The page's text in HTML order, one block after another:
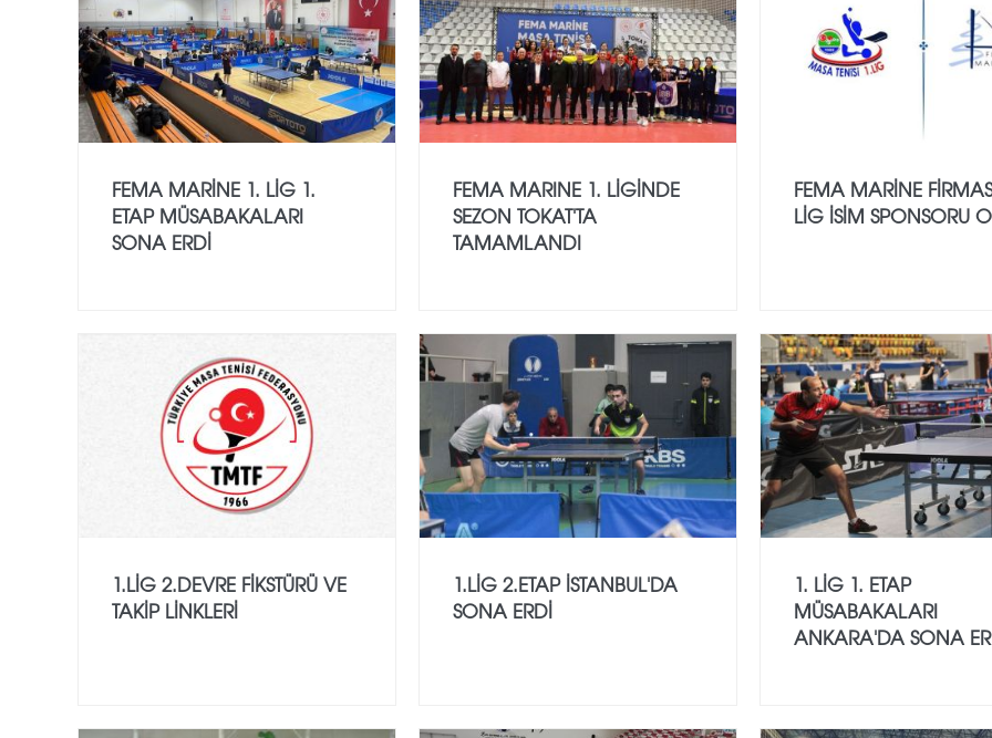
FEMA MARINE 1. LIG 1.
ETAP MÜSABAKALARI
SONA ERDI
FEMA MARINE 1. LIGINDE
SEZON TOKAT'TA
TAMAMLANDI
FEMA MARINE
LIG ISIM SPONSORU
1.LİG 2.DEVRE FİKSTÜRÜ VE
TAKİP LİNKLERİ
1.LİG 2.ETAP İSTANBUL'DA
SONA ERDİ
1. LİG 1. ETAP
MÜSABAKALARI
ANKARA'DA SONA